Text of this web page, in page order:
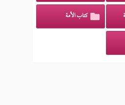
كتاب الأمة